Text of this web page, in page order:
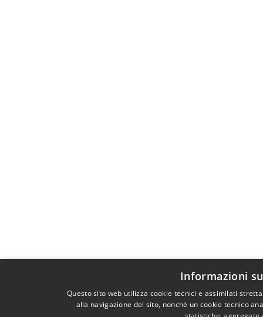
Informazioni
Questo sito web utilizza cookie tecnici e assimilati
alla navigazione del sito, nonché un cookie tecnico